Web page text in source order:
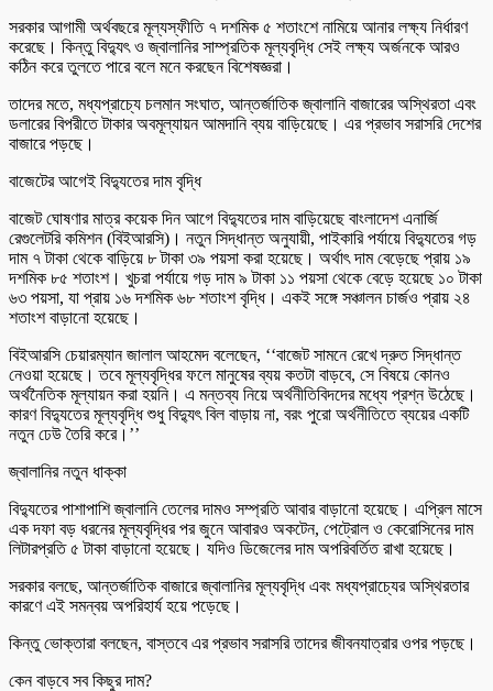
সরকার আগামী অর্থবছরে মূল্যস্ফীতি ৭ দশমিক ৫ শতাংশে নামিয়ে আনার লক্ষ্য নির্ধারণ
করেছে। কিন্তু বিদ্যুৎ ও জ্বালানির সাম্প্রতিক মূল্যবৃদ্ধি সেই লক্ষ্য অর্জনকে আরও
কঠিন করে তুলতে পারে বলে মনে করছেন বিশেষজ্ঞরা।
তাদের মতে, মধ্যপ্রাচ্যে চলমান সংঘাত, আন্তর্জাতিক জ্বালানি বাজারের অস্থিরতা এবং
ডলারের বিপরীতে টাকার অবমূল্যায়ন আমদানি ব্যয় বাড়িয়েছে। এর প্রভাব সরাসরি দেশের
বাজারে পড়ছে।
বাজেটের আগেই বিদ্যুতের দাম বৃদ্ধি
বাজেট ঘোষণার মাত্র কয়েক দিন আগে বিদ্যুতের দাম বাড়িয়েছে বাংলাদেশ এনার্জি
রেগুলেটরি কমিশন (বিইআরসি)। নতুন সিদ্ধান্ত অনুযায়ী, পাইকারি পর্যায়ে বিদ্যুতের গড়
দাম ৭ টাকা থেকে বাড়িয়ে ৮ টাকা ৩৯ পয়সা করা হয়েছে। অর্থাৎ দাম বেড়েছে প্রায় ১৯
দশমিক ৮৫ শতাংশ। খুচরা পর্যায়ে গড় দাম ৯ টাকা ১১ পয়সা থেকে বেড়ে হয়েছে ১০ টাকা
৬৩ পয়সা, যা প্রায় ১৬ দশমিক ৬৮ শতাংশ বৃদ্ধি। একই সঙ্গে সঞ্চালন চার্জও প্রায় ২৪
শতাংশ বাড়ানো হয়েছে।
বিইআরসি চেয়ারম্যান জালাল আহমেদ বলেছেন, ‘‘বাজেট সামনে রেখে দ্রুত সিদ্ধান্ত
নেওয়া হয়েছে। তবে মূল্যবৃদ্ধির ফলে মানুষের ব্যয় কতটা বাড়বে, সে বিষয়ে কোনও
অর্থনৈতিক মূল্যায়ন করা হয়নি। এ মন্তব্য নিয়ে অর্থনীতিবিদদের মধ্যে প্রশ্ন উঠেছে।
কারণ বিদ্যুতের মূল্যবৃদ্ধি শুধু বিদ্যুৎ বিল বাড়ায় না, বরং পুরো অর্থনীতিতে ব্যয়ের একটি
নতুন ঢেউ তৈরি করে।’’
জ্বালানির নতুন ধাক্কা
বিদ্যুতের পাশাপাশি জ্বালানি তেলের দামও সম্প্রতি আবার বাড়ানো হয়েছে। এপ্রিল মাসে
এক দফা বড় ধরনের মূল্যবৃদ্ধির পর জুনে আবারও অকটেন, পেট্রোল ও কেরোসিনের দাম
লিটারপ্রতি ৫ টাকা বাড়ানো হয়েছে। যদিও ডিজেলের দাম অপরিবর্তিত রাখা হয়েছে।
সরকার বলছে, আন্তর্জাতিক বাজারে জ্বালানির মূল্যবৃদ্ধি এবং মধ্যপ্রাচ্যের অস্থিরতার
কারণে এই সমন্বয় অপরিহার্য হয়ে পড়েছে।
কিন্তু ভোক্তারা বলছেন, বাস্তবে এর প্রভাব সরাসরি তাদের জীবনযাত্রার ওপর পড়ছে।
কেন বাড়বে সব কিছুর দাম?